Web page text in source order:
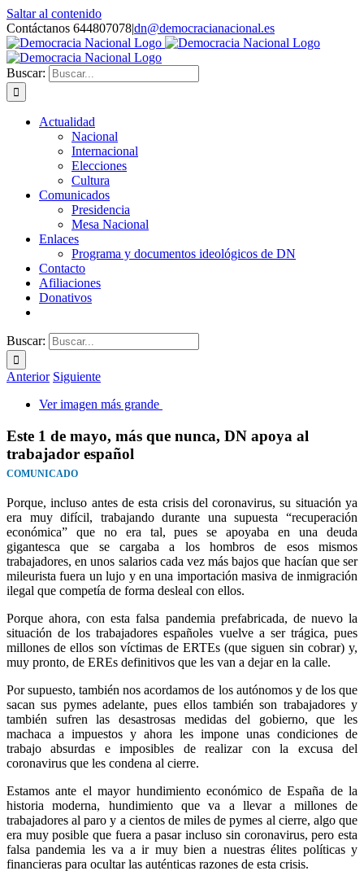
Saltar al contenido
Contáctanos 644807078|dn@democracianacional.es
Buscar:
Actualidad
Nacional
Internacional
Elecciones
Cultura
Comunicados
Presidencia
Mesa Nacional
Enlaces
Programa y documentos ideológicos de DN
Contacto
Afiliaciones
Donativos
Buscar:
Anterior Siguiente
Ver imagen más grande
Este 1 de mayo, más que nunca, DN apoya al
trabajador español
COMUNICADO
Porque, incluso antes de esta crisis del coronavirus, su situación ya
era muy difícil, trabajando durante una supuesta “recuperación
económica” que no era tal, pues se apoyaba en una deuda
gigantesca que se cargaba a los hombros de esos mismos
trabajadores, en unos salarios cada vez más bajos que hacían que ser
mileurista fuera un lujo y en una importación masiva de inmigración
ilegal que competía de forma desleal con ellos.
Porque ahora, con esta falsa pandemia prefabricada, de nuevo la
situación de los trabajadores españoles vuelve a ser trágica, pues
millones de ellos son víctimas de ERTEs (que siguen sin cobrar) y,
muy pronto, de EREs definitivos que les van a dejar en la calle.
Por supuesto, también nos acordamos de los autónomos y de los que
sacan sus pymes adelante, pues ellos también son trabajadores y
también sufren las desastrosas medidas del gobierno, que les
machaca a impuestos y ahora les impone unas condiciones de
trabajo absurdas e imposibles de realizar con la excusa del
coronavirus que les condena al cierre.
Estamos ante el mayor hundimiento económico de España de la
historia moderna, hundimiento que va a llevar a millones de
trabajadores al paro y a cientos de miles de pymes al cierre, algo que
era muy posible que fuera a pasar incluso sin coronavirus, pero esta
falsa pandemia les va a ir muy bien a nuestras élites políticas y
financieras para ocultar las auténticas razones de esta crisis.